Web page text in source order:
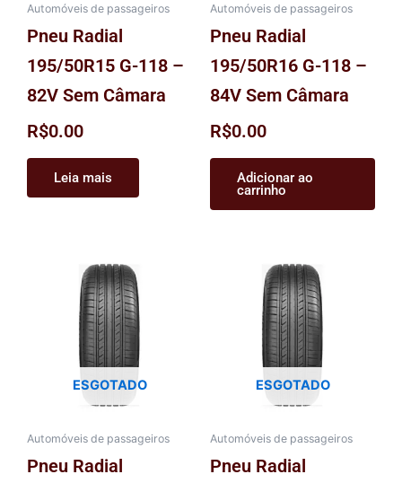
Automóveis de passageiros
Pneu Radial
195/50R15 G-118 –
82V Sem Câmara
R$0.00
Leia mais
Automóveis de passageiros
Pneu Radial
195/50R16 G-118 –
84V Sem Câmara
R$0.00
Adicionar ao
carrinho
ESGOTADO
Automóveis de passageiros
Pneu Radial
ESGOTADO
Automóveis de passageiros
Pneu Radial